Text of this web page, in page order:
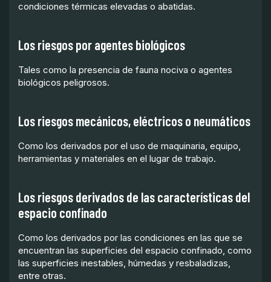
condiciones térmicas elevadas o abatidas.
Los riesgos por agentes biológicos
Tales como la presencia de fauna nociva o agentes
biológicos peligrosos.
Los riesgos mecánicos, eléctricos o neumáticos
Como los derivados por el uso de maquinaria, equipo,
herramientas y materiales en el lugar de trabajo.
Los riesgos derivados de las características del
espacio confinado
Como los derivados por las condiciones en las que se
encuentran las superficies del espacio confinado, como
las superficies inestables, húmedas y resbaladizas,
entre otras.